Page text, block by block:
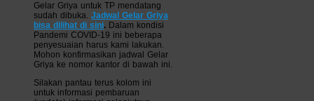
Gelar Griya untuk TP mendatang
sudah dibuka. Jadwal Gelar Griya
bisa dilihat di sini. Dalam kondisi
Pandemi COVID-19 ini beberapa
penyesuaian harus kami lakukan.
Mohon konfirmasikan jadwal Gelar
Griya ke nomor kantor di bawah ini.
Silakan pantau terus kolom ini
untuk informasi pembaruan